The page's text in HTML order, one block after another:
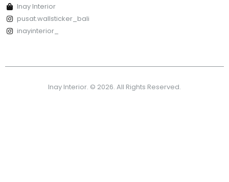
Inay Interior
pusat.wallsticker_bali
inayinterior_
Inay Interior. © 2026. All Rights Reserved.